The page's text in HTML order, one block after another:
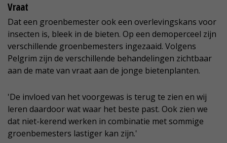
Vraat
Dat een groenbemester ook een overlevingskans voor
insecten is, bleek in de bieten. Op een demoperceel zijn
verschillende groenbemesters ingezaaid. Volgens
Pelgrim zijn de verschillende behandelingen zichtbaar
aan de mate van vraat aan de jonge bietenplanten.
'De invloed van het voorgewas is terug te zien en wij
leren daardoor wat waar het beste past. Ook zien we
dat niet-kerend werken in combinatie met sommige
groenbemesters lastiger kan zijn.'